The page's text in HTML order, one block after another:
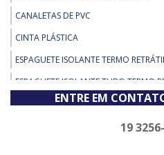
CANALETAS DE PVC
CINTA PLÁSTICA
ESPAGUETE ISOLANTE TERMO
ESPAGUETE ISOLANTE TUBO TERMO
ESPAGUETE TERMO CONTRÁTIL
ESPAGUETE TERMO ENCOLHIVEL
ENTRE EM
19